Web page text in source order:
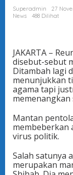
Superadmin
27
News
488 Dilihat
JAKARTA –
disebut-sebut
Ditambah lagi
menunjukkan
agama tapi
memenangkan
Mantan
membeberkan
virus politik.
Salah satunya
merupakan